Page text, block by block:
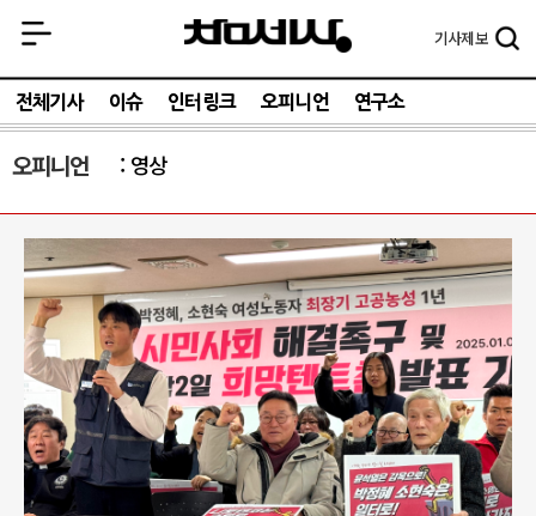
기사제보
전체기사 이슈 인터링크 오피니언 연구소
오피니언 영상